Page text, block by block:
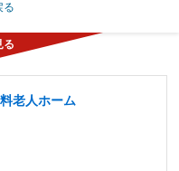
る
老人ホーム